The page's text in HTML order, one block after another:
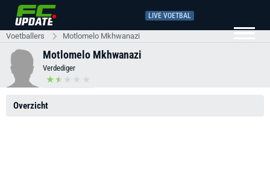
LIVE VOETBAL
Voetballers Motlomelo Mkhwanazi
Motlomelo Mkhwanazi
Verdediger
Overzicht